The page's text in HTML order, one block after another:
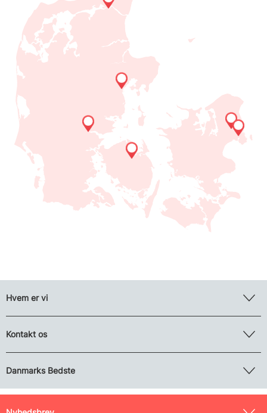
Hvem er vi
Kontakt os
Danmarks Bedste